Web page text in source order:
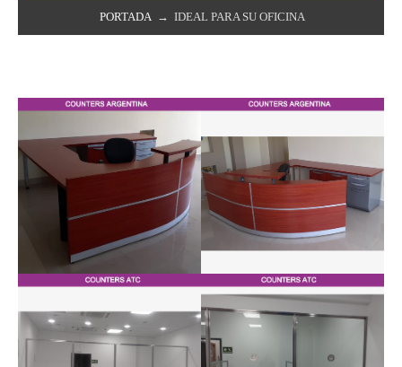
PORTADA → IDEAL PARA SU OFICINA